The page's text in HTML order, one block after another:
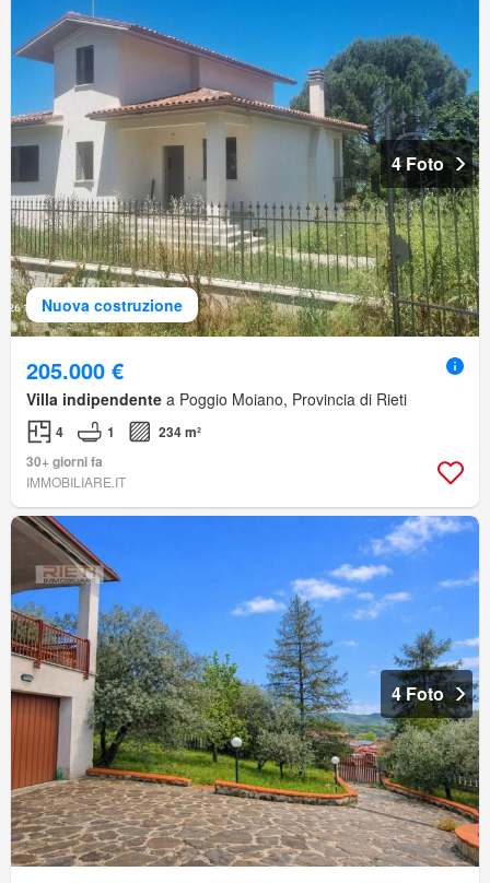
Nuova costruzione
4 Foto
205.000 €
Villa indipendente a Poggio Moiano, Provincia di Rieti
4 1
234 m²
30+ giorni fa
IMMOBILIARE.IT
4 Foto